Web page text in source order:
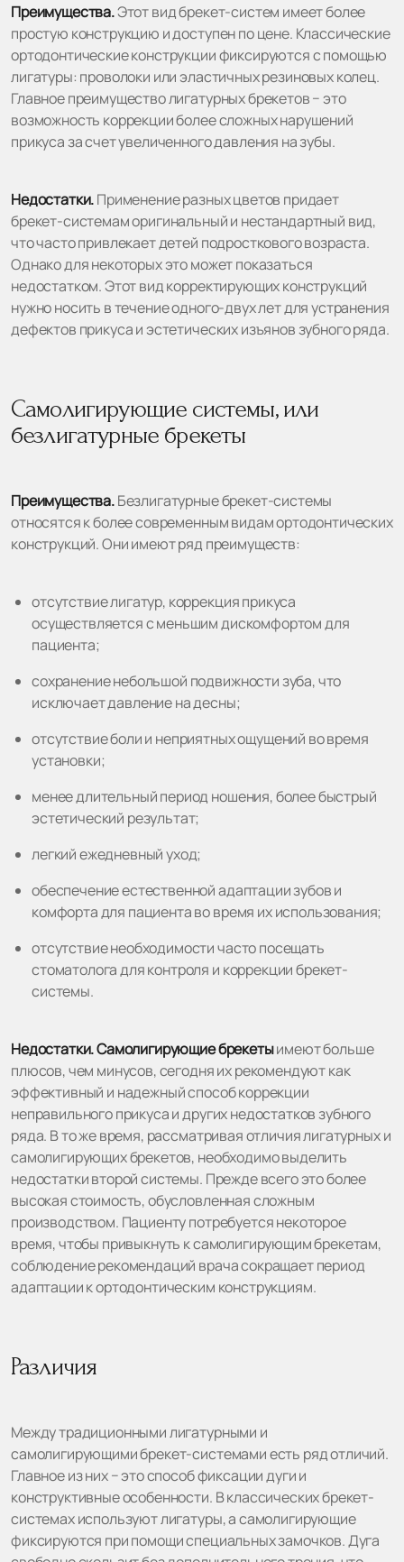
Преимущества.Этот вид брекет-систем имеет более
простую конструкцию и доступен по цене. Классические
ортодонтические конструкции фиксируются с помощью
лигатуры: проволоки или эластичных резиновых колец.
Главное преимущество лигатурных брекетов − это
возможность коррекции более сложных нарушений
прикуса за счет увеличенного давления на зубы.
Недостатки.Применение разных цветов придает
брекет-системам оригинальный и нестандартный вид,
что часто привлекает детей подросткового возраста.
Однако для некоторых это может показаться
недостатком. Этот вид корректирующих конструкций
нужно носить в течение одного-двух лет для устранения
дефектов прикуса и эстетических изъянов зубного ряда.
Самолигирующие системы, или
безлигатурные брекеты
Преимущества.Безлигатурные брекет-системы
относятся к более современным видам ортодонтических
конструкций. Они имеют ряд преимуществ:
отсутствие лигатур, коррекция прикуса
осуществляется с меньшим дискомфортом для
пациента;
сохранение небольшой подвижности зуба, что
исключает давление на десны;
отсутствие боли и неприятных ощущений во время
установки;
менее длительный период ношения, более быстрый
эстетический результат;
легкий ежедневный уход;
обеспечение естественной адаптации зубов и
комфорта для пациента во время их использования;
отсутствие необходимости часто посещать
стоматолога для контроля и коррекции брекет-
системы.
Недостатки.Самолигирующие брекетыимеют больше
плюсов, чем минусов, сегодня их рекомендуют как
эффективный и надежный способ коррекции
неправильного прикуса и других недостатков зубного
ряда. В то же время, рассматривая отличия лигатурных и
самолигирующих брекетов, необходимо выделить
недостатки второй системы. Прежде всего это более
высокая стоимость, обусловленная сложным
производством. Пациенту потребуется некоторое
время, чтобы привыкнуть к самолигирующим брекетам,
соблюдение рекомендаций врача сокращает период
адаптации к ортодонтическим конструкциям.
Различия
Между традиционными лигатурными и
самолигирующими брекет-системами есть ряд отличий.
Главное из них − это способ фиксации дуги и
конструктивные особенности. В классических брекет-
системах используют лигатуры, а самолигирующие
фиксируются при помощи специальных замочков. Дуга